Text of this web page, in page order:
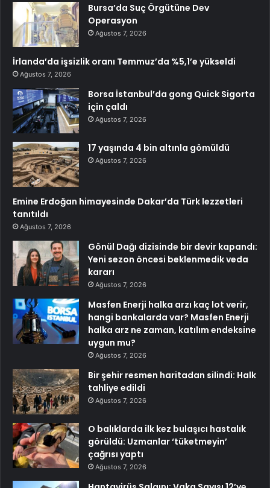
Bursa’da Suç Örgütüne Dev
Operasyon
Ağustos 7, 2026
İrlanda’da işsizlik oranı Temmuz’da %5,1’e yükseldi
Ağustos 7, 2026
Borsa İstanbul’da gong Quick Sigorta
için çaldı
Ağustos 7, 2026
17 yaşında 4 bin altınla gömüldü
Ağustos 7, 2026
Emine Erdoğan himayesinde Dakar’da Türk lezzetleri
tanıtıldı
Ağustos 7, 2026
Gönül Dağı dizisinde bir devir kapandı:
Yeni sezon öncesi beklenmedik veda
kararı
Ağustos 7, 2026
Masfen Enerji halka arzı kaç lot verir,
hangi bankalarda var? Masfen Enerji
halka arz ne zaman, katılım endeksine
uygun mu?
Ağustos 7, 2026
Bir şehir resmen haritadan silindi: Halk
tahliye edildi
Ağustos 7, 2026
O balıklarda ilk kez bulaşıcı hastalık
görüldü: Uzmanlar ‘tüketmeyin’
çağrısı yaptı
Ağustos 7, 2026